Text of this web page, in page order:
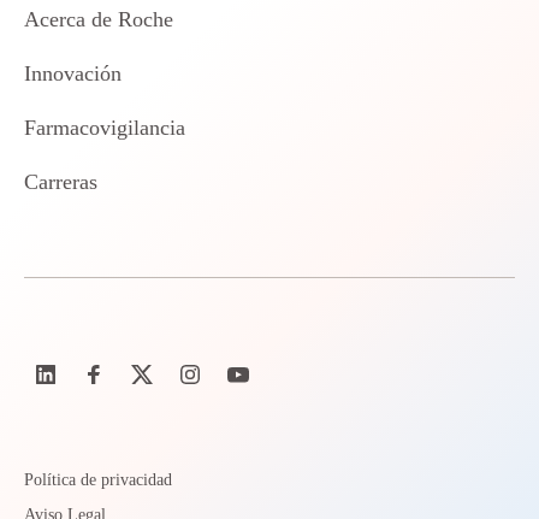
Acerca de Roche
Innovación
Farmacovigilancia
Carreras
Política de privacidad
Aviso Legal